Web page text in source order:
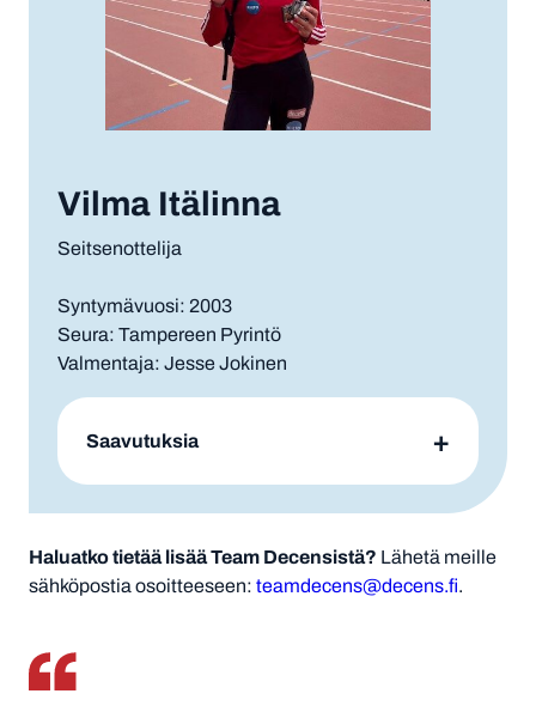
Vilma Itälinna
Seitsenottelija
Syntymävuosi: 2003
Seura: Tampereen Pyrintö
Valmentaja: Jesse Jokinen
Saavutuksia
Haluatko tietää lisää Team Decensistä? Lähetä meille
sähköpostia osoitteeseen:teamdecens@decens.fi.